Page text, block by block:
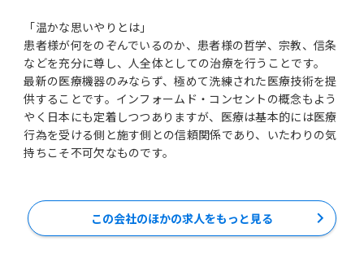
「温かな思いやりとは」
患者様が何をのぞんでいるのか、患者様の哲学、宗教、信条
などを充分に尊し、人全体としての治療を行うことです。
最新の医療機器のみならず、極めて洗練された医療技術を提
供することです。インフォームド・コンセントの概念もよう
やく日本にも定着しつつありますが、医療は基本的には医療
行為を受ける側と施す側との信頼関係であり、いたわりの気
持ちこそ不可欠なものです。
この会社のほかの求人をもっと見る